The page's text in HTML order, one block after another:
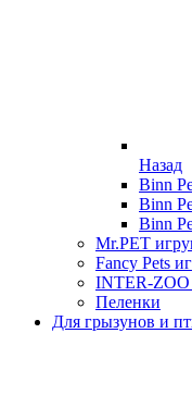
Назад
Binn
Binn
Binn
Mr.PET
Fancy Pets
INTER-ZOO
Пеленки
Для грызунов и